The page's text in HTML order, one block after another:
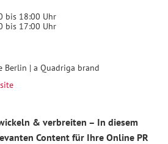
bis 18:00 Uhr
bis 17:00 Uhr
Berlin | a Quadriga brand
& verbreiten – In diesem
Content für Ihre Online PR